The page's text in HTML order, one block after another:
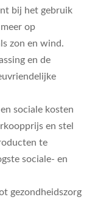
bij het gebruik
op
zon en wind.
en de
sociale kosten
en stel
te
sociale- en
gezondheidszorg